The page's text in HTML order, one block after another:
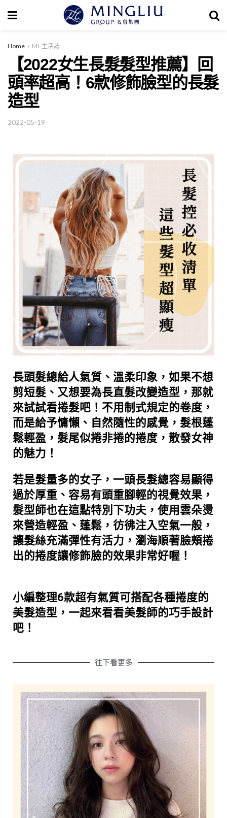
Home ML 生活誌
【2022女生長髮髮型推薦】回
頭率超高！6款修飾臉型的長髮
造型
2022-05-19
長頭髮總給人氣質、溫柔印象，如果不想
剪短髮 、又想要為長直髮改變造型，那就
來試試看捲髮吧！ 不用制式規定的卷度，
而是給予慵懶、自然隨性的感覺，髮根蓬
鬆輕盈， 髮尾似捲非捲的捲度，散發女神
的魅力！
若是髮量多的女子，一頭長髮總容易顯得
過於厚重、容易有頭重腳輕的視覺效果，
髮型師也在這點特別下功夫，使用雲朵燙
來營造輕盈、蓬鬆，彷彿注入空氣一般，
讓髮絲充滿彈性有活力，瀏海順著臉頰捲
出的捲度讓修飾臉的效果非常好喔！
小編整理6款超有氣質可搭配各種捲度的
美髮造型，一起來看看美髮師的巧手設計
吧！
往下看更多